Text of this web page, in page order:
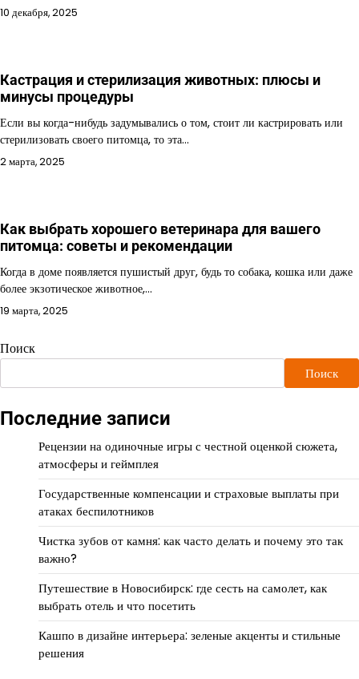
10 декабря, 2025
Кастрация и стерилизация животных: плюсы и
минусы процедуры
Если вы когда-нибудь задумывались о том, стоит ли кастрировать или
стерилизовать своего питомца, то эта…
2 марта, 2025
Как выбрать хорошего ветеринара для вашего
питомца: советы и рекомендации
Когда в доме появляется пушистый друг, будь то собака, кошка или даже
более экзотическое животное,…
19 марта, 2025
Поиск
Поиск
Последние записи
Рецензии на одиночные игры с честной оценкой сюжета,
атмосферы и геймплея
Государственные компенсации и страховые выплаты при
атаках беспилотников
Чистка зубов от камня: как часто делать и почему это так
важно?
Путешествие в Новосибирск: где сесть на самолет, как
выбрать отель и что посетить
Кашпо в дизайне интерьера: зеленые акценты и стильные
решения